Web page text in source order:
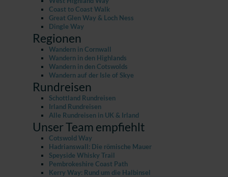
Coast to Coast Walk
Great Glen Way & Loch Ness
Dingle Way
Regionen
Wandern in Cornwall
Wandern in den Highlands
Wandern in den Cotswolds
Wandern auf der Isle of Skye
Rundreisen
Schottland Rundreisen
Irland Rundreisen
Alle Rundreisen in UK & Irland
Unser Team empfiehlt
Cotswold Way
Hadrianswall: Die römische Mauer
Speyside Whisky Trail
Pembrokeshire Coast Path
Kerry Way: Rund um die Halbinsel